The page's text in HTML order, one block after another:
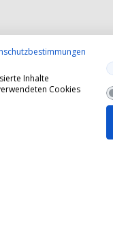
Inhalte
Cookies